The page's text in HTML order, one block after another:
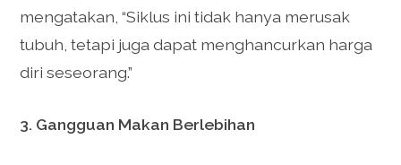
mengatakan, “Siklus ini tidak hanya merusak
tubuh, tetapi juga dapat menghancurkan harga
diri seseorang.”
3. Gangguan Makan Berlebihan